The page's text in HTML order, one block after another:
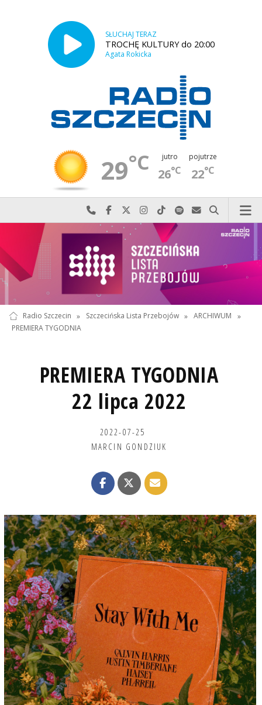
SŁUCHAJ TERAZ
TROCHĘ KULTURY do 20:00
Agata Rokicka
29°C jutro
26°C
pojutrze
22°C
Najlepiej po prostu do nas zadzwoń
Odwiedź nas na Facebook-u
Odwiedź nas na X
Odwiedź nas na Instagram-ie
Odwiedź nas na TikTok-u
Szukaj nas na Spotify
Wyślij do nas
Szukaj
Radio Szczecin » Szczecińska Lista Przebojów » ARCHIWUM
»
PREMIERA TYGODNIA
PREMIERA TYGODNIA
22 lipca 2022
2022-07-25
MARCIN GONDZIUK